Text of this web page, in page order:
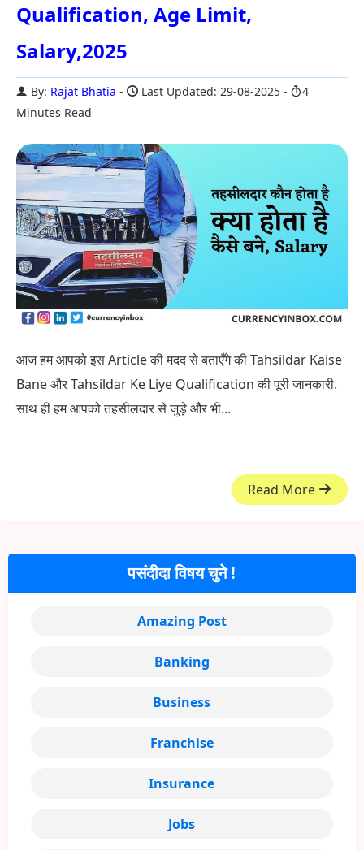
Qualification, Age Limit,
Salary,2025
By: Rajat Bhatia Last Updated: 29-08-2025
4
Minutes Read
आज हम आपको इस Article की मदद से बताएँगे की Tahsildar Kaise
Bane और Tahsildar Ke Liye Qualification की पूरी जानकारी.
साथ ही हम आपको तहसीलदार से जुड़े और भी...
Read More
पसंदीदा विषय चुने !
Amazing Post
Banking
Business
Franchise
Insurance
Jobs